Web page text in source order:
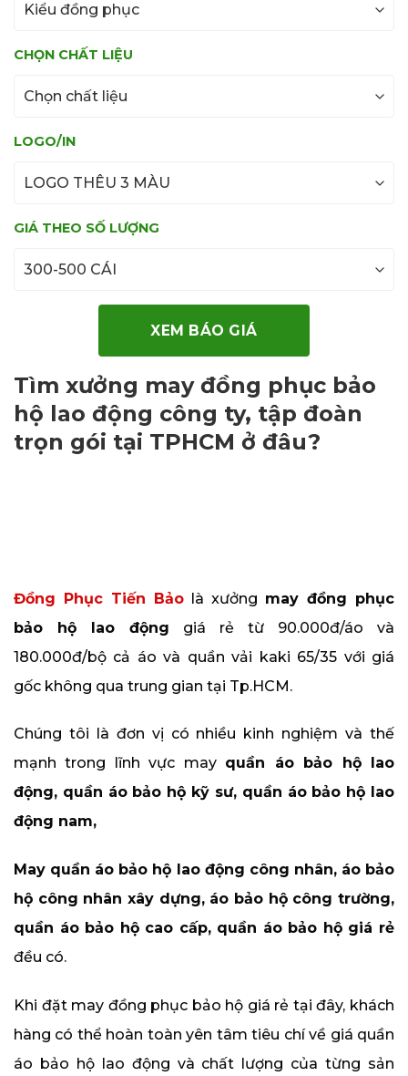
CHỌN CHẤT LIỆU
LOGO/IN
GIÁ THEO SỐ LƯỢNG
XEM BÁO GIÁ
Tìm xưởng may đồng phục bảo
hộ lao động công ty, tập đoàn
trọn gói tại TPHCM ở đâu?
Đồng Phục Tiến Bảo là xưởng may đồng phục
bảo hộ lao động giá rẻ từ 90.000đ/áo và
180.000đ/bộ cả áo và quần vải kaki 65/35 với giá
gốc không qua trung gian tại Tp.HCM.
Chúng tôi là đơn vị có nhiều kinh nghiệm và thế
mạnh trong lĩnh vực may quần áo bảo hộ lao
động, quần áo bảo hộ kỹ sư, quần áo bảo hộ lao
động nam,
May quần áo bảo hộ lao động công nhân, áo bảo
hộ công nhân xây dựng, áo bảo hộ công trường,
quần áo bảo hộ cao cấp, quần áo bảo hộ giá rẻ
đều có.
Khi đặt may đồng phục bảo hộ giá rẻ tại đây, khách
hàng có thể hoàn toàn yên tâm tiêu chí về giá quần
áo bảo hộ lao động và chất lượng của từng sản